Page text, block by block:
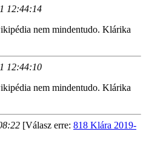
12:44:14
nem mindentudo. Klárika
12:44:10
nem mindentudo. Klárika
[Válasz erre: 818 Klára 2019-